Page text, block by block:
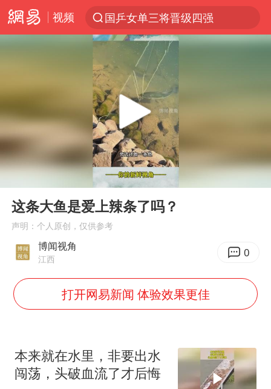
视频
国乒女单三将晋级四强
光影经济撬动暑期消费新蓝海
情侣平潭拍日出坠崖1死1伤
白海豚将正面袭击贯穿浙江
央视新主播李秋莹孙亚鹏亮相
酒店回应车内过夜被收150元
杭州全市有序停课
全民健身事业高质量发展
Play
00:00 01:01
这条大鱼是爱上辣条了吗？
声明：个人原创，仅供参考
博闻视角
江西 0
打开网易新闻 体验效果更佳
本来就在水里，非要出水
闯荡，头破血流了才后悔